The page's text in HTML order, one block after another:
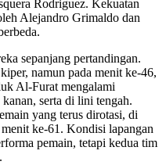
Rodriguez. Kekuatan
Alejandro Grimaldo dan
sepanjang pertandingan.
namun pada menit ke-46,
Al-Furat mengalami
serta di lini tengah.
yang terus dirotasi, di
ke-61. Kondisi lapangan
pemain, tetapi kedua tim